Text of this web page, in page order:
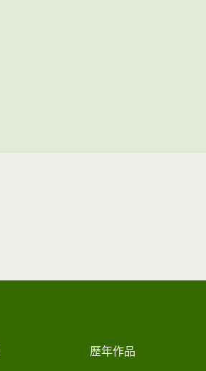
歷年作品